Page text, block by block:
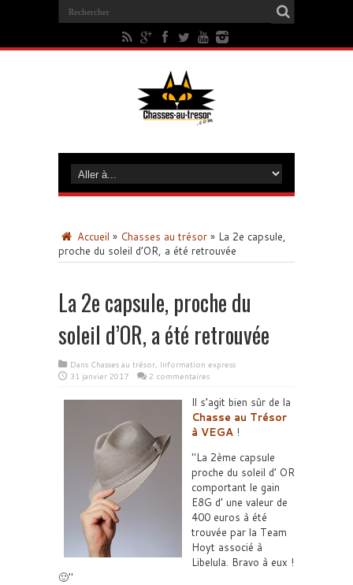
Accueil » Chasses au trésor » La 2e capsule,
proche du soleil d’OR, a été retrouvée
La 2e capsule, proche du
soleil d’OR, a été retrouvée
Dans Chasses au trésor, Information express
31 janvier 2017
2 commentaires
Il s’agit bien sûr de la
Chasse au Trésor
à VEGA !
La 2ème capsule
proche du soleil d’ OR
comportant le gain
E8G d’ une valeur de
400 euros à été
trouvée par la Team
Hoyt associé à
Libelula. Bravo à eux !
🙂